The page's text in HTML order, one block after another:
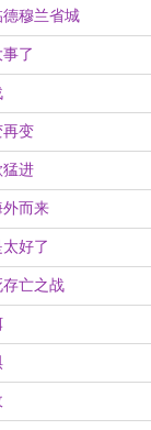
德穆兰省城
了
再变
猛进
外而来
好了
存亡之战